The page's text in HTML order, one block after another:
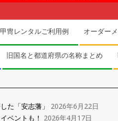
甲冑レンタルご利用例 オーダー
旧国名と都道府県の名称まとめ
た「安志藩」
2026年6月22日
ベントも！ 2026年4月17日